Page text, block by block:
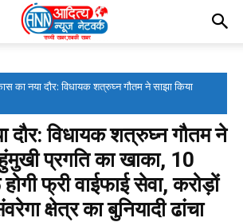
का नया दौर: विधायक शत्रुघ्न गौतम ने साझा किया
दौर: विधायक शत्रुघ्न गौतम ने
प्रगति का खाका, 10
फ्री वाईफाई सेवा, करोड़ों
क्षेत्र का बुनियादी ढांचा